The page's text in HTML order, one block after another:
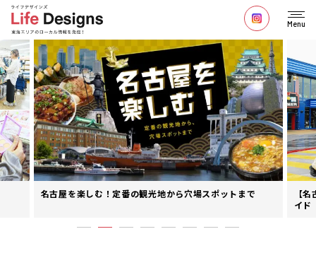
Menu
名古屋を楽しむ！定番の観光地から穴場スポットまで
【
イド